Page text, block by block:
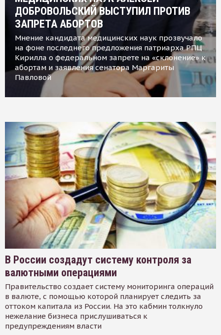
ДОБРОВОЛЬСКИЙ ВЫСТУПИЛ ПРОТИВ
ЗАПРЕТА АБОРТОВ
Мнение кандидата медицинских наук прозвучало
на фоне последнего предложения патриарха РПЦ
Кирилла о федеральном запрете на «склонение» к
абортам и заявления сенатора Маргариты
Павловой
В России создадут систему контроля за
валютными операциями
Правительство создает систему мониторинга операций
в валюте, с помощью которой планирует следить за
оттоком капитала из России. На это кабмин толкнуло
нежелание бизнеса прислушиваться к
предупреждениям власти